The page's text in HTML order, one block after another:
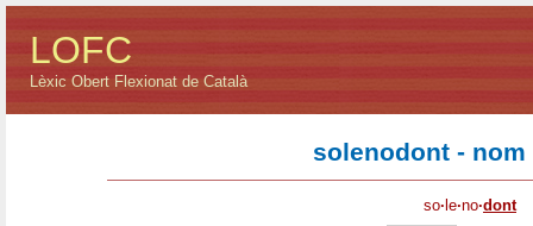
LOFC
Lèxic Obert Flexionat de Català
solenodont -
so· le·no·dont